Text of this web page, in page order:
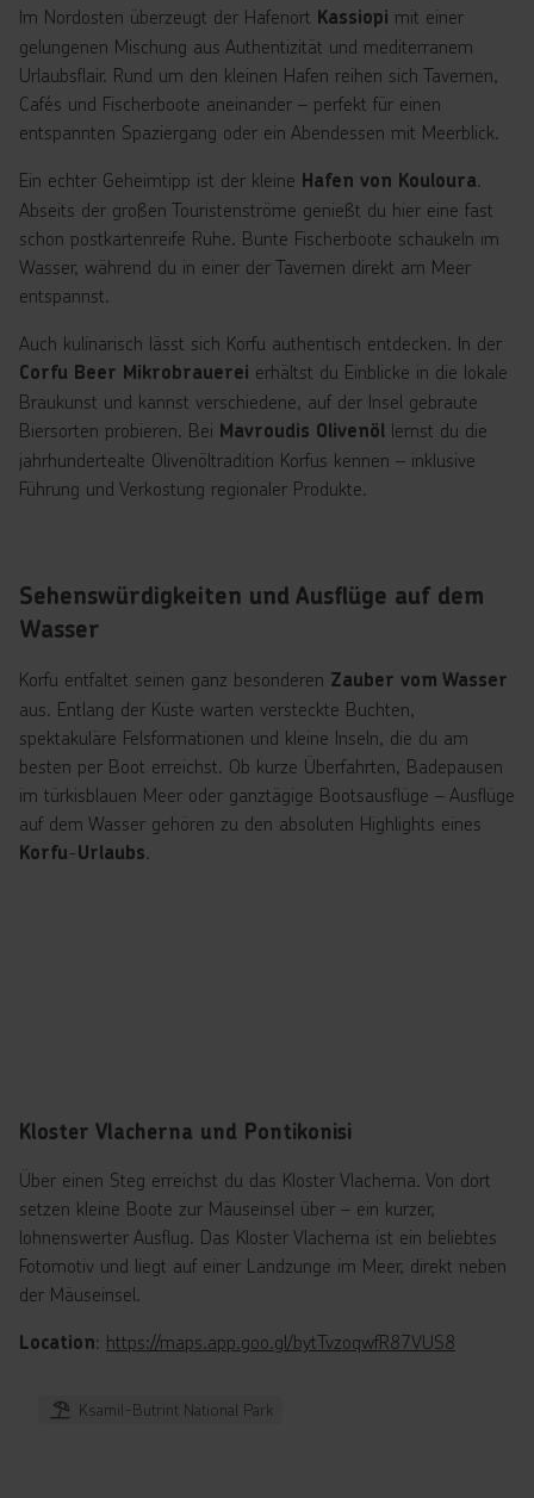
Im Nordosten überzeugt der Hafenort Kassiopi mit einer
gelungenen Mischung aus Authentizität und mediterranem
Urlaubsflair. Rund um den kleinen Hafen reihen sich Tavernen,
Cafés und Fischerboote aneinander – perfekt für einen
entspannten Spaziergang oder ein Abendessen mit Meerblick.
Ein echter Geheimtipp ist der kleine Hafen von Kouloura.
Abseits der großen Touristenströme genießt du hier eine fast
schon postkartenreife Ruhe. Bunte Fischerboote schaukeln im
Wasser, während du in einer der Tavernen direkt am Meer
entspannst.
Auch kulinarisch lässt sich Korfu authentisch entdecken. In der
Corfu Beer Mikrobrauerei erhältst du Einblicke in die lokale
Braukunst und kannst verschiedene, auf der Insel gebraute
Biersorten probieren. Bei Mavroudis Olivenöl lernst du die
jahrhundertealte Olivenöltradition Korfus kennen – inklusive
Führung und Verkostung regionaler Produkte.
Sehenswürdigkeiten und Ausflüge auf dem
Wasser
Korfu entfaltet seinen ganz besonderen Zauber vom Wasser
aus. Entlang der Küste warten versteckte Buchten,
spektakuläre Felsformationen und kleine Inseln, die du am
besten per Boot erreichst. Ob kurze Überfahrten, Badepausen
im türkisblauen Meer oder ganztägige Bootsausflüge – Ausflüge
auf dem Wasser gehören zu den absoluten Highlights eines
Korfu-Urlaubs.
Kloster Vlacherna und Pontikonisi
Über einen Steg erreichst du das Kloster Vlacherna. Von dort
setzen kleine Boote zur Mäuseinsel über – ein kurzer,
lohnenswerter Ausflug. Das Kloster Vlacherna ist ein beliebtes
Fotomotiv und liegt auf einer Landzunge im Meer, direkt neben
der Mäuseinsel.
Location: https://maps.app.goo.gl/bytTvzoqwfR87VUS8
Ksamil-Butrint National Park